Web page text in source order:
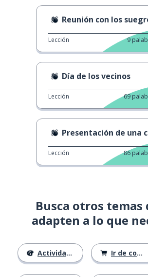
Reunión con los
Lección 9
Día de los vecinos
Lección 69
Presentación de una
Lección 86
Busca otros temas
adapten a lo que
Actividades Ir de compras